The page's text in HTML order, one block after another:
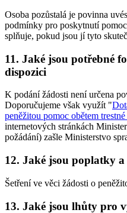
Osoba pozůstalá je povinna
podmínky pro poskytnutí
splňuje, pokud jsou jí tyto
11. Jaké jsou potřebné
dispozici
K podání žádosti není určena
Doporučujeme však využít "
peněžitou pomoc obětem
internetových stránkách
požádání) zašle Ministerstvo
12. Jaké jsou poplatky
Šetření ve věci žádosti o
13. Jaké jsou lhůty pro